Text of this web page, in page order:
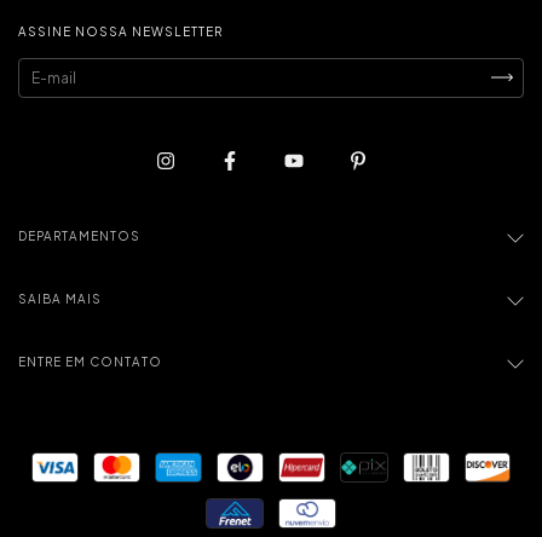
ASSINE NOSSA NEWSLETTER
DEPARTAMENTOS
SAIBA MAIS
ENTRE EM CONTATO